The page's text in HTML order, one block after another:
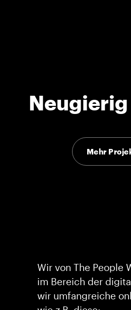
Mehr
Wir von The People
im Bereich der
wir umfangreiche